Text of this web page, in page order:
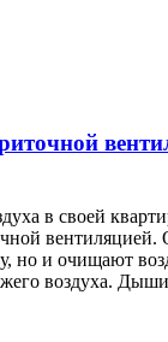
в своей
вентиляцией.
но и очищают
воздуха.